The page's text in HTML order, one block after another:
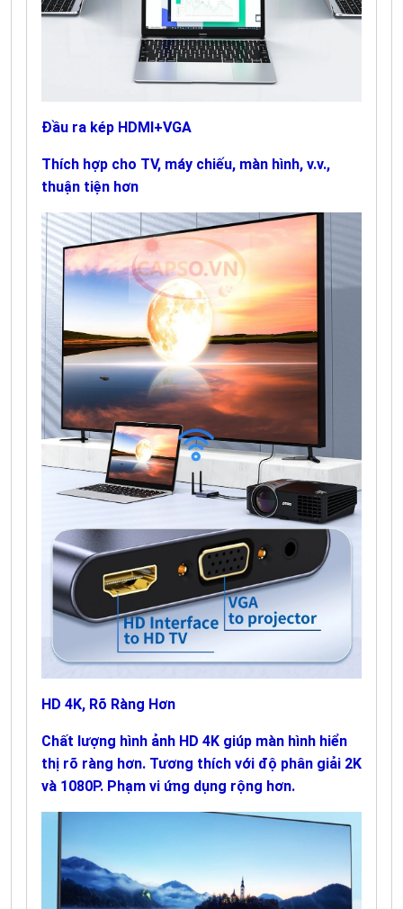
Đầu ra kép HDMI+VGA
Thích hợp cho TV, máy chiếu, màn hình, v.v.,
thuận tiện hơn
HD 4K, Rõ Ràng Hơn
Chất lượng hình ảnh HD 4K giúp màn hình hiển
thị rõ ràng hơn. Tương thích với độ phân giải 2K
và 1080P. Phạm vi ứng dụng rộng hơn.